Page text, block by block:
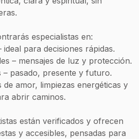
especialistas en:
para decisiones rápidas.
– mensajes de luz y protección.
– pasado, presente y futuro.
de amor, limpiezas energéticas y
abrir caminos.
están verificados y ofrecen
y accesibles, pensadas para